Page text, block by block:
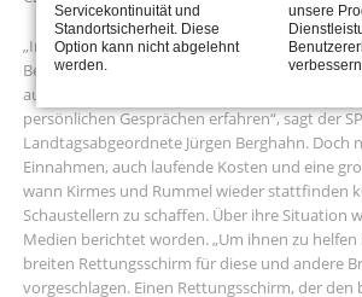
„In Lippe gibt es diverse Schaustellerfamilien
Betreiber von Kirmesprodukten. Ohne
auch keine Einnahmen mehr. Wie prekär die
persönlichen Gesprächen erfahren“, sagt der
Landtagsabgeordnete Jürgen Berghahn. Doch
Einnahmen, auch laufende Kosten und eine
wann Kirmes und Rummel wieder stattfinden
Schaustellern zu schaffen. Über ihre Situation
Medien berichtet worden. „Um ihnen zu helfen
breiten Rettungsschirm für diese und andere
vorgeschlagen. Einen Rettungsschirm, der den
Servicekontinuität und
Standortsicherheit. Diese
Option kann nicht abgelehnt
werden.
unsere